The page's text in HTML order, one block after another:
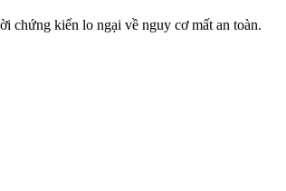
chứng kiến lo ngại về nguy cơ mất an toàn.